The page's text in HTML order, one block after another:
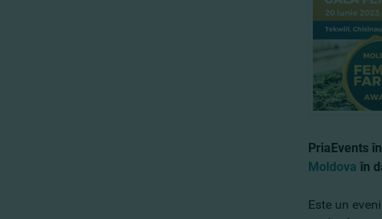
PriaEvents
Moldova în
Este un